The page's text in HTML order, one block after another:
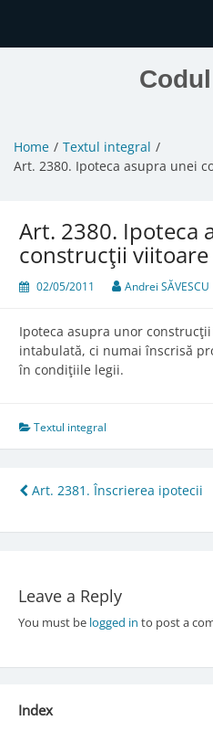
Home
Textul integral
Art. 2380. Ipoteca asupra unei
Art. 2380. Ipoteca
construcţii viitoare
02/05/2011 Andrei SĂVESCU
Ipoteca asupra unor
intabulată, ci numai înscrisă
în condiţiile legii.
Textul integral
Post
navigation
Art. 2381. Înscrierea ipotecii
Leave a Reply
You must be logged in to post a
Index